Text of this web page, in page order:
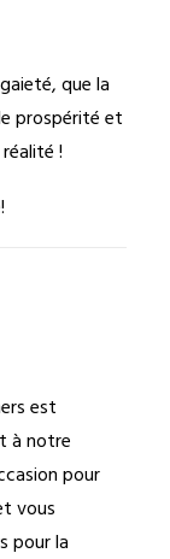
que la
prospérité et
!
est
à notre
pour
vous
pour la